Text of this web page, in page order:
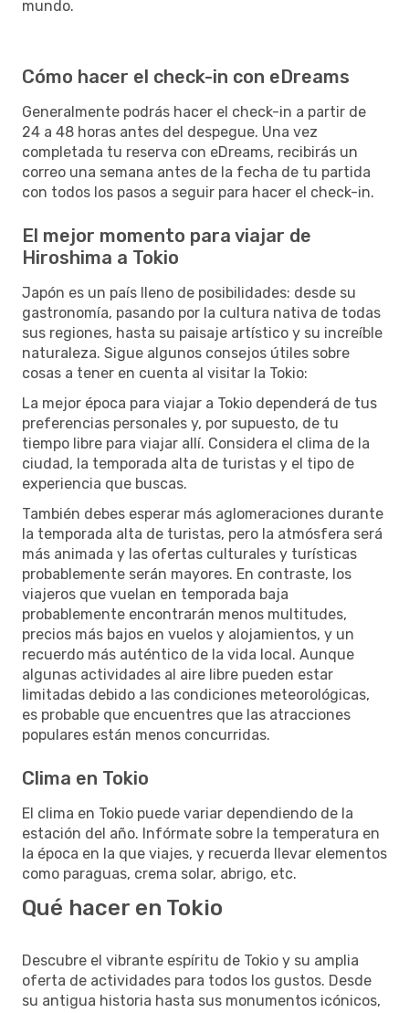
mundo.
Cómo hacer el check-in con eDreams
Generalmente podrás hacer el check-in a partir de
24 a 48 horas antes del despegue. Una vez
completada tu reserva con eDreams, recibirás un
correo una semana antes de la fecha de tu partida
con todos los pasos a seguir para hacer el check-in.
El mejor momento para viajar de
Hiroshima a Tokio
Japón es un país lleno de posibilidades: desde su
gastronomía, pasando por la cultura nativa de todas
sus regiones, hasta su paisaje artístico y su increíble
naturaleza. Sigue algunos consejos útiles sobre
cosas a tener en cuenta al visitar la Tokio:
La mejor época para viajar a Tokio dependerá de tus
preferencias personales y, por supuesto, de tu
tiempo libre para viajar allí. Considera el clima de la
ciudad, la temporada alta de turistas y el tipo de
experiencia que buscas.
También debes esperar más aglomeraciones durante
la temporada alta de turistas, pero la atmósfera será
más animada y las ofertas culturales y turísticas
probablemente serán mayores. En contraste, los
viajeros que vuelan en temporada baja
probablemente encontrarán menos multitudes,
precios más bajos en vuelos y alojamientos, y un
recuerdo más auténtico de la vida local. Aunque
algunas actividades al aire libre pueden estar
limitadas debido a las condiciones meteorológicas,
es probable que encuentres que las atracciones
populares están menos concurridas.
Clima en Tokio
El clima en Tokio puede variar dependiendo de la
estación del año. Infórmate sobre la temperatura en
la época en la que viajes, y recuerda llevar elementos
como paraguas, crema solar, abrigo, etc.
Qué hacer en Tokio
Descubre el vibrante espíritu de Tokio y su amplia
oferta de actividades para todos los gustos. Desde
su antigua historia hasta sus monumentos icónicos,